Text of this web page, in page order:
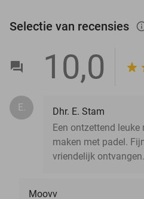
Selectie van recensies
10,0
E.
Dhr. E. Stam
Een ontzettend
maken met padel.
vriendelijk ontvangen.
Moovv